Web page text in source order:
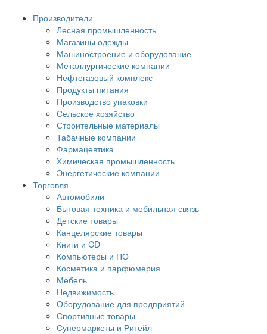
Производители
Лесная промышленность
Магазины одежды
Машиностроение и оборудование
Металлургические компании
Нефтегазовый комплекс
Продукты питания
Производство упаковки
Сельское хозяйство
Строительные материалы
Табачные компании
Фармацевтика
Химическая промышленность
Энергетические компании
Торговля
Автомобили
Бытовая техника и мобильная связь
Детские товары
Канцелярские товары
Книги и CD
Компьютеры и ПО
Косметика и парфюмерия
Мебель
Недвижимость
Оборудование для предприятий
Спортивные товары
Супермаркеты и Ритейл